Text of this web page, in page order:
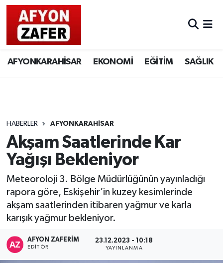
AFYONKARAHİSAR EKONOMİ EĞİTİM SAĞLIK
HABERLER AFYONKARAHİSAR
Akşam Saatlerinde Kar
Yağışı Bekleniyor
Meteoroloji 3. Bölge Müdürlüğünün yayınladığı
rapora göre, Eskişehir’in kuzey kesimlerinde
akşam saatlerinden itibaren yağmur ve karla
karışık yağmur bekleniyor.
AFYON ZAFERİM
EDITÖR
23.12.2023 - 10:18
YAYINLANMA